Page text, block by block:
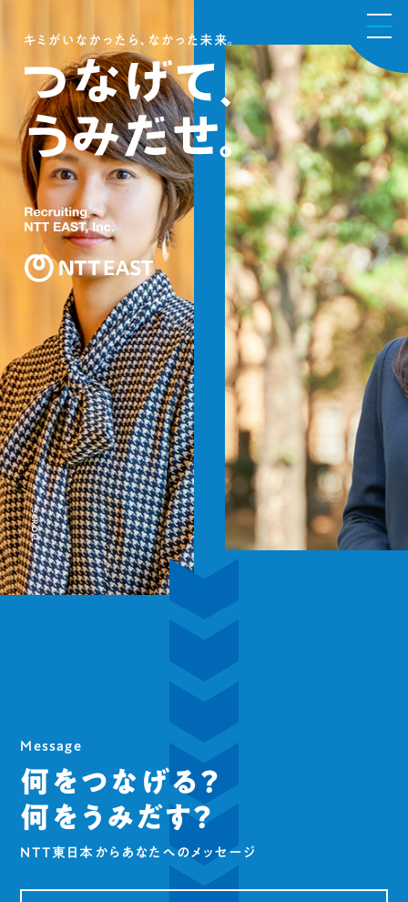
SCROLL
Message
何をつなげる？
何をうみだす？
NTT東日本からあなたへのメッセージ